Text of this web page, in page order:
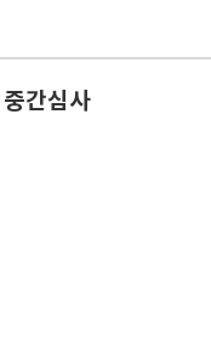
간심사